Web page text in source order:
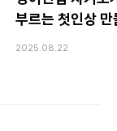
부르는 첫인상 만
2025.08.22